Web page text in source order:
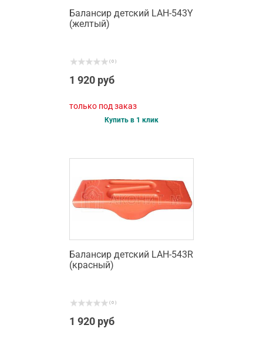
Балансир детский LAH-543Y
(желтый)
( 0 )
1 920 руб
только под заказ
Купить в 1 клик
Балансир детский LAH-543R
(красный)
( 0 )
1 920 руб